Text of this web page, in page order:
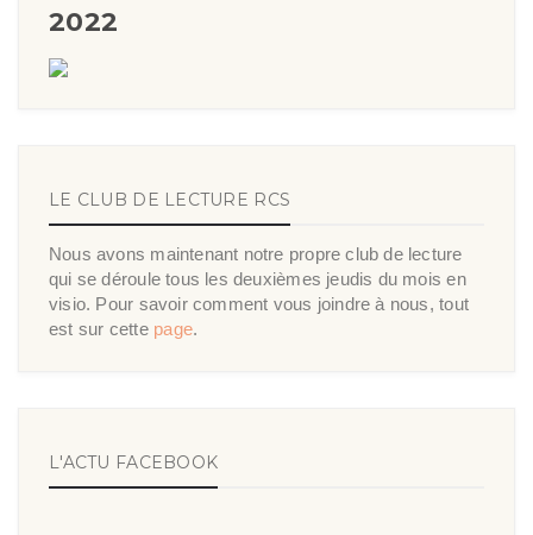
2022
LE CLUB DE LECTURE RCS
Nous avons maintenant notre propre club de lecture
qui se déroule tous les deuxièmes jeudis du mois en
visio. Pour savoir comment vous joindre à nous, tout
est sur cette page.
L'ACTU FACEBOOK